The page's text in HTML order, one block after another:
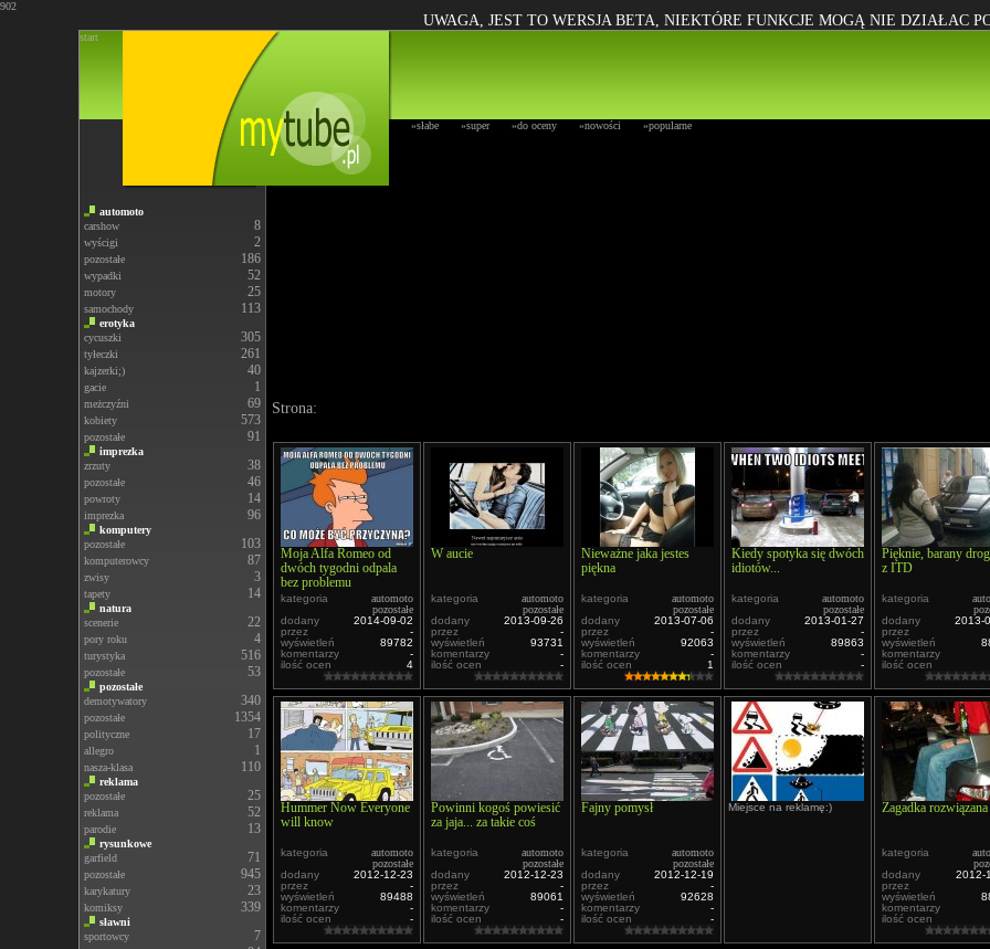
902
UWAGA, JEST TO WERSJA BETA, NIEKTÓRE FUNKCJE MOGĄ NIE DZIAŁAC
start
»słabe »super »do oceny »nowości »popularne
automoto
carshow
8
wyścigi 2
pozostałe 186
wypadki 52
motory 25
samochody 113
erotyka
cycuszki
305
tyłeczki 261
kajzerki;) 40
gacie 1
meżczyźni 69
kobiety 573
pozostałe 91
imprezka
zrzuty
38
pozostałe 46
powroty 14
imprezka 96
komputery
pozostałe
103
komputerowcy 87
zwisy 3
tapety 14
natura
scenerie
22
pory roku 4
turystyka 516
pozostałe 53
pozostałe
demotywatory
340
pozostałe 1354
polityczne 17
allegro 1
nasza-klasa 110
reklama
pozostałe
25
reklama 52
parodie 13
rysunkowe
garfield
71
pozostałe 945
karykatury 23
komiksy 339
sławni
sportowcy
7
Strona:
Moja Alfa Romeo od
dwóch tygodni odpala
bez problemu
kategoria
automoto
pozostałe
dodany
2014-09-02
przez
-
wyświetleń
89782
komentarzy
-
ilość ocen
4
W aucie
kategoria
automoto
pozostałe
dodany
2013-09-26
przez
-
wyświetleń
93731
komentarzy
-
ilość ocen
-
Nieważne jaka jestes
piękna
kategoria
automoto
pozostałe
dodany
2013-07-06
przez
-
wyświetleń
92063
komentarzy
-
ilość ocen
1
Kiedy spotyka się dwóch
idiotów...
kategoria
automoto
pozostałe
dodany
2013-01-27
przez
-
wyświetleń
89863
komentarzy
-
ilość ocen
-
Pięknie, barany
z ITD
kategoria
dodany
2013-
przez
wyświetleń
komentarzy
ilość ocen
Hummer Now Everyone
will know
kategoria
automoto
pozostałe
dodany
2012-12-23
przez
-
wyświetleń
89488
komentarzy
-
ilość ocen
-
Powinni kogoś powiesić
za jaja... za takie coś
kategoria
automoto
pozostałe
dodany
2012-12-23
przez
-
wyświetleń
89061
komentarzy
-
ilość ocen
-
Fajny pomysł
kategoria
automoto
pozostałe
dodany
2012-12-19
przez
-
wyświetleń
92628
komentarzy
-
ilość ocen
-
Miejsce na reklamę:) Zagadka rozwiązana
kategoria
dodany
2012-
przez
wyświetleń
komentarzy
ilość ocen